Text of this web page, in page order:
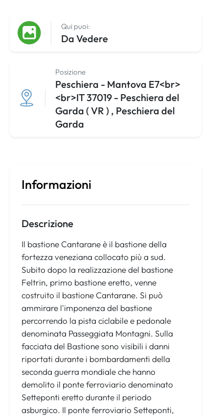
Qui puoi:
Da Vedere
Posizione
Peschiera - Mantova E7<br>
<br>IT 37019 - Peschiera del
Garda ( VR ) , Peschiera del
Garda
Informazioni
Descrizione
Il bastione Cantarane è il bastione della
fortezza veneziana collocato più a sud.
Subito dopo la realizzazione del bastione
Feltrin, primo bastione eretto, venne
costruito il bastione Cantarane. Si può
ammirare l'imponenza del bastione
percorrendo la pista ciclabile e pedonale
denominata Passeggiata Montagni. Sulla
facciata del Bastione sono visibili i danni
riportati durante i bombardamenti della
seconda guerra mondiale che hanno
demolito il ponte ferroviario denominato
Setteponti eretto durante il periodo
asburgico. Il ponte ferroviario Setteponti,